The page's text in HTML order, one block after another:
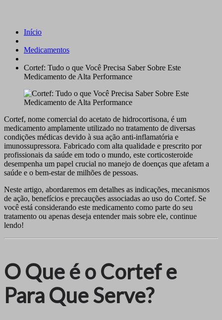
Início
Medicamentos
Cortef: Tudo o que Você Precisa Saber Sobre Este
Medicamento de Alta Performance
Cortef, nome comercial do acetato de hidrocortisona, é um
medicamento amplamente utilizado no tratamento de diversas
condições médicas devido à sua ação anti-inflamatória e
imunossupressora. Fabricado com alta qualidade e prescrito por
profissionais da saúde em todo o mundo, este corticosteroide
desempenha um papel crucial no manejo de doenças que afetam a
saúde e o bem-estar de milhões de pessoas.
Neste artigo, abordaremos em detalhes as indicações, mecanismos
de ação, benefícios e precauções associadas ao uso do Cortef. Se
você está considerando este medicamento como parte do seu
tratamento ou apenas deseja entender mais sobre ele, continue
lendo!
O Que é o Cortef e
Para Que Serve?